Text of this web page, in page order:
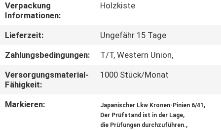
TRETEN
SIE
MIT
UNS
IN
VERBINDUNG
Verpackung
Informationen:
Holzkiste
Lieferzeit:
Ungefähr 15 Tage
Zahlungsbedingungen:
T/T, Western Union,
Versorgungsmaterial-
Fähigkeit:
1000 Stück/Monat
Markieren: Japanischer Lkw Kronen-Pinien 6/41 ,
Der Prüfstand ist in der Lage,
die Prüfungen durchzuführen.,